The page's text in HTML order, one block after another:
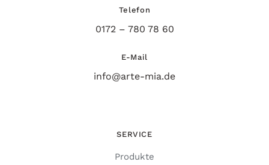
Telefon
0172 – 780 78 60
E-Mail
info@arte-mia.de
SERVICE
Produkte